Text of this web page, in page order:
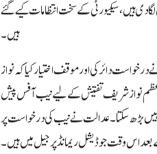
دی ہیں، سیکیورٹی کے سخت انتظامات کیے گئے
ہیں۔
دائر کی اور موقف اختیار کیا کہ نواز
نواز شریف تفتیش کے لیے نیب آفس پیش
بڑھ سکتا۔ عدالت نے نیب کی درخواست پر
اس وقت جوڈیشل ریمانڈ پر جیل میں ہیں۔